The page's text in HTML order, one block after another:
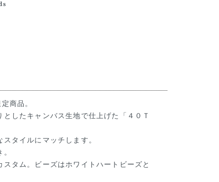
商品。
としたキャンバス生地で仕上げた「４０Ｔ
タイルにマッチします。
タム。ビーズはホワイトハートビーズと